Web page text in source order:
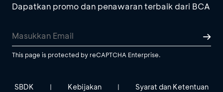
Dapatkan promo dan penawaran terbaik dari BCA
This page is protected by reCAPTCHA Enterprise.
SBDK | Kebijakan | Syarat dan Ketentuan